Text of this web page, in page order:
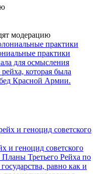
модерацию
практики
для осмысления
которая была
Красной Армии.
и геноцид советского
Планы Третьего Рейха по
равно как и